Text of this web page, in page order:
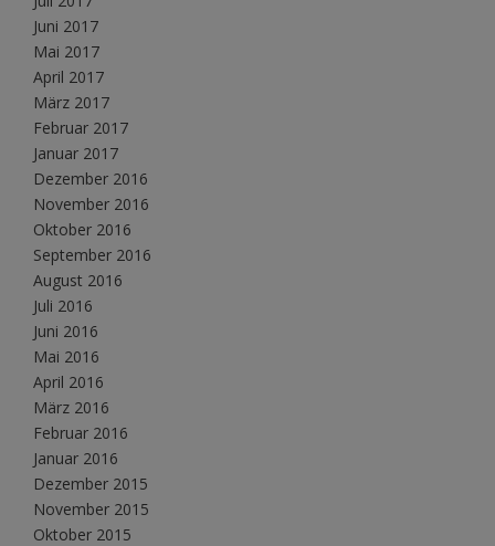
Juni 2017
Mai 2017
April 2017
März 2017
Februar 2017
Januar 2017
Dezember 2016
November 2016
Oktober 2016
September 2016
August 2016
Juli 2016
Juni 2016
Mai 2016
April 2016
März 2016
Februar 2016
Januar 2016
Dezember 2015
November 2015
Oktober 2015